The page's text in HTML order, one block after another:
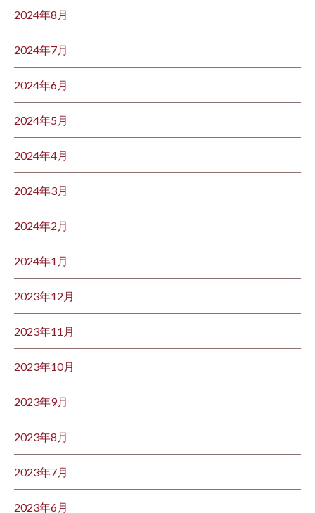
2024年8月
2024年7月
2024年6月
2024年5月
2024年4月
2024年3月
2024年2月
2024年1月
2023年12月
2023年11月
2023年10月
2023年9月
2023年8月
2023年7月
2023年6月